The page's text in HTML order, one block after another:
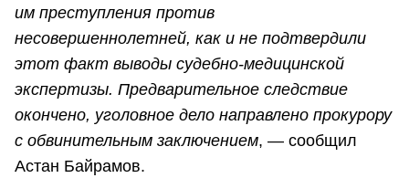
им преступления против
несовершеннолетней, как и не подтвердили
этот факт выводы судебно-медицинской
экспертизы. Предварительное следствие
окончено, уголовное дело направлено прокурору
с обвинительным заключением, — сообщил
Астан Байрамов.